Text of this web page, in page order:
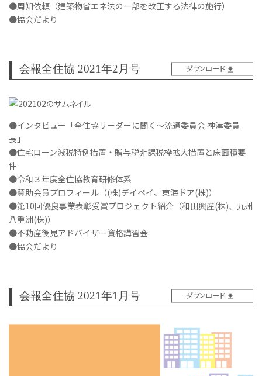
●周知依頼（建築物省エネ法の一部を改正する法律の施行）
●協会だより
会報全住協 2021年2月号 ダウンロード
●インタビュー「全住協リーダーに聞く～流通委員会 神津委員
長」
●住宅ローン減税特例措置・贈与税非課税枠拡大措置と床面積要
件
●令和３年度全住協教育研修体系
●賛助会員プロフィール（(株)デイペイ、東海ドア(株)）
●第10回優良事業表彰受賞プロジェクト紹介（和田興産(株)、九州
八重洲(株)）
●不動産後見アドバイザー資格講習会
●協会だより
会報全住協 2021年1月号 ダウンロード